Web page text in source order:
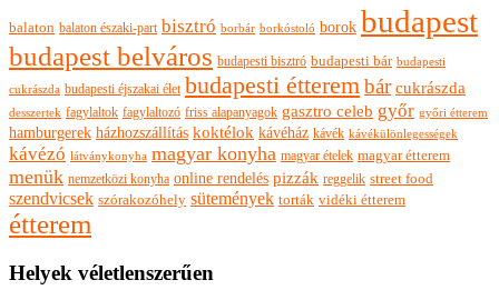
balaton balaton északi-part bisztró borbár borkóstoló borok budapest
budapest belváros budapesti bisztró budapesti bár budapesti
cukrászda budapesti éjszakai élet budapesti étterembár cukrászda
desszertek fagylaltok fagylaltozó friss alapanyagok gasztro celeb győr győri étterem
hamburgerek házhozszállítás koktélok kávéház kávék kávékülönlegességek
kávézó látványkonyha magyar konyha magyar ételek magyar étterem
menük nemzetközi konyha online rendelés pizzák reggelik street food
szendvicsek szórakozóhely sütemények torták vidéki étterem
étterem
Helyek véletlenszerűen